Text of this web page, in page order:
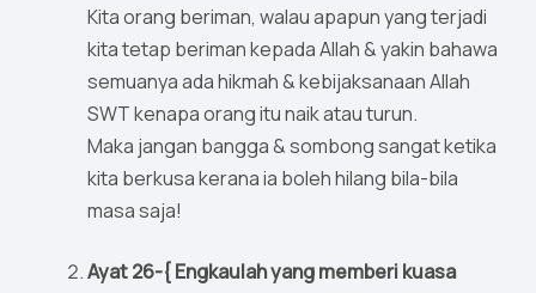
Kita orang beriman, walau apapun yang terjadi
kita tetap beriman kepada Allah & yakin bahawa
semuanya ada hikmah & kebijaksanaan Allah
SWT kenapa orang itu naik atau turun.
Maka jangan bangga & sombong sangat ketika
kita berkusa kerana ia boleh hilang bila-bila
masa saja!
Ayat 26-{ Engkaulah yang memberi kuasa